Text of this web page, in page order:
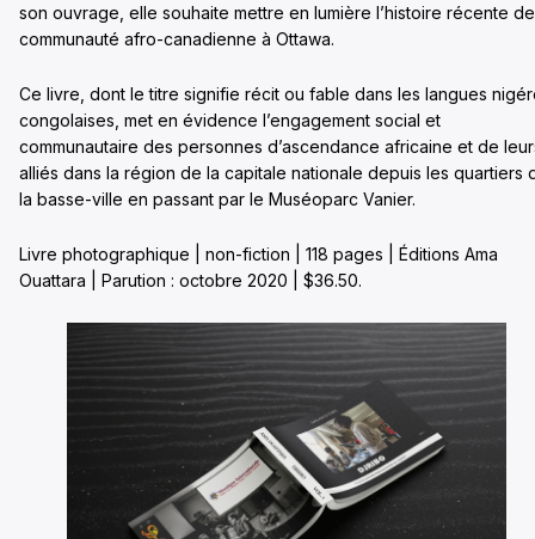
son ouvrage, elle souhaite mettre en lumière l’histoire récente
communauté afro-canadienne à Ottawa.
Ce livre, dont le titre signifie récit ou fable dans les langues
congolaises, met en évidence l’engagement social et
communautaire des personnes d’ascendance africaine et de
alliés dans la région de la capitale nationale depuis les quartiers
la basse-ville en passant par le Muséoparc Vanier.
Livre photographique | non-fiction | 118 pages | Éditions Ama
Ouattara | Parution : octobre 2020 | $36.50.